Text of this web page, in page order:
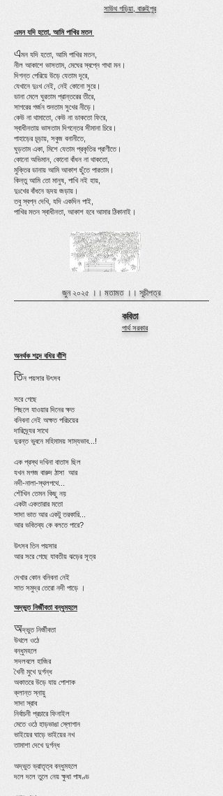
সাউথ গড়িয়া, বারুইপুর
এমন যদি হতো, আমি পাখির মতন
এমন যদি হতো, আমি পাখির মতন,
নীল আকাশে ভাসতাম, মেঘের স্বপ্নে গাথা মন।
দিগন্ত পেরিয়ে উড়ে যেতাম দূরে,
যেখানে দুঃখ নেই, নেই কোনো সুরে।
ডানা মেলে ঘুরতাম প্রান্তরের তীরে,
সাগরের গর্জন শুনতাম সুখের নীড়ে।
কেউ না থামাতো, কেউ না ডাকতো ফিরে,
স্বাধীনতায় ভাসতাম দিগন্তের সীমানা চিরে।
পাহাড়ের চূড়ায়, সবুজ বনানীতে,
ঘুড়তাম একা, মিশে যেতাম প্রকৃতির প্রাণীতে।
কোনো অভিমান, কোনো বাঁধন না থাকতো,
মুক্তির ডানায় আমি আকাশ ছুঁতে পারতাম।
কিন্তু আমি তো মানুষ, পাখি নই হায়,
দুঃখের বাঁধনে হৃদয় জড়ায়।
তবু স্বপ্ন দেখি, যদি একদিন পাই,
পাখির মতন স্বাধীনতা, আকাশ হবে আমার ঠিকানাই।
জুন ২০২৫ ।। মতামত।। সূচীপত্র
কবিতা
পার্থ সরকার
অনর্থক শব্দে বধির বাঁশি
তিন পয়সার উৎসব
সরে গেছে
পিছলে যাওয়ার দিনের ক্ষত
বনিবনা নেই অক্ষত পরিচয়ের
দারিদ্র্যের সাথে
দুরন্ত ভুবনে মহিমাময় সাম্যভাব...!
এক প্রস্থ দখিনা বাতাস ছিল
যখন মগজ বারুদ ঠাসা আর
নদী-নালা-স্থলপথে...
শৌখিন তেমন কিছু নয়
একটা একতারার মতো
সাদা ভাত আর একটু তরকারি...
আর ভবিতব্য কে বলতে পারে?
উৎসব তিন পয়সার
আর সরে গেছে যাবতীয় ঝড়ের সূত্র
দেখার কোন বনিবনা নেই
সাত সমুদ্র তেরো নদী পাড়ে ।
অদ্ভুত নির্জীবতা বন্ধুমহলে
অদ্ভুত নির্জীবতা
উথলে ওঠে
বন্ধুমহলে
সদলবলে হাজির
খৈনী মুখে দুর্গন্ধ
অকাতরে উড়ে যায় পোশাক
ক্লান্ত স্নায়ু
সাদা স্রাব
নির্বাচনী প্রচারে ফিনাইল
মেতে ওঠে হাড়ভাঙা স্লোগান
ভাইয়ের ঘাড়ে ভাইয়ের নখ
তামাশা দেখে দুর্গন্ধ
অদ্ভুত ভ্রাতৃত্ব বন্ধুমহলে
দলে দলে তুলে নেয় ক্ষুধা পাষণ্ড